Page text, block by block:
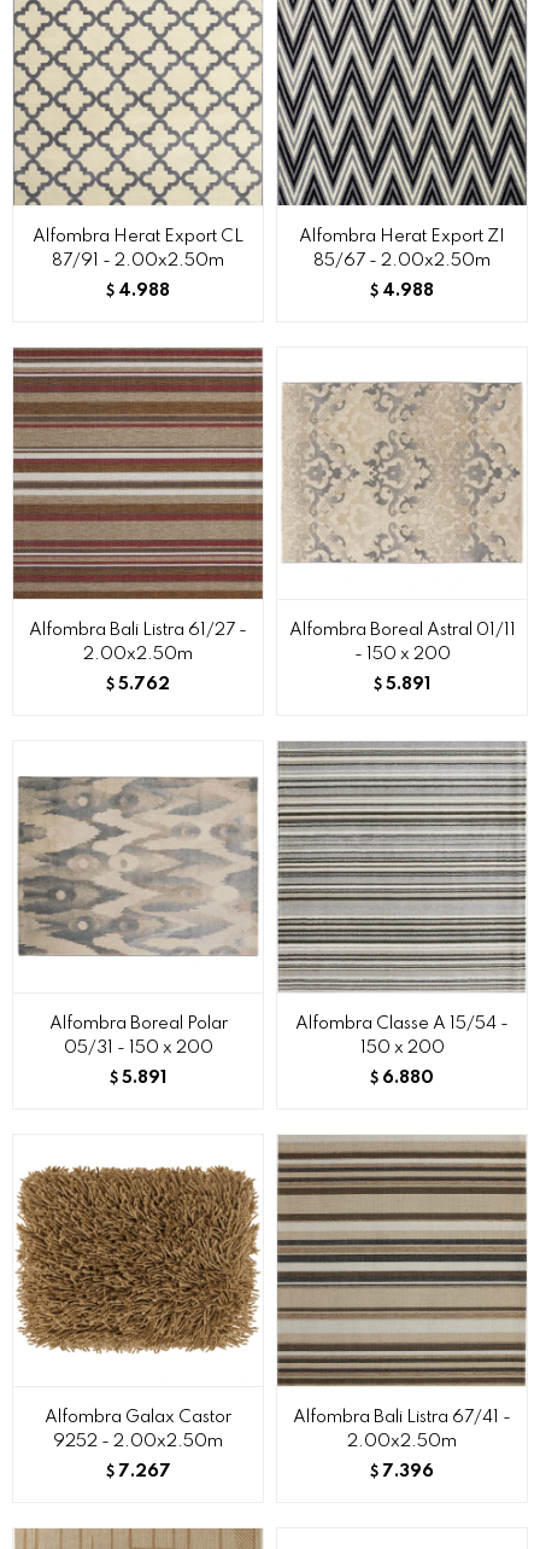
Alfombra Herat Export CL
87/91 - 2.00x2.50m
$ 4.988
Alfombra Herat Export ZI
85/67 - 2.00x2.50m
$ 4.988
Alfombra Bali Listra 61/27 -
2.00x2.50m
$ 5.762
Alfombra Boreal Astral 01/11
- 150 x 200
$ 5.891
Alfombra Boreal Polar
05/31 - 150 x 200
$ 5.891
Alfombra Classe A 15/54 -
150 x 200
$ 6.880
Alfombra Galax Castor
9252 - 2.00x2.50m
$ 7.267
Alfombra Bali Listra 67/41 -
2.00x2.50m
$ 7.396